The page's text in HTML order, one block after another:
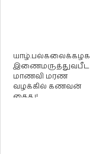
யாழ்.பல்கலைக்கழக
இணைமருத்துவபீட
மாணவி மரண
வழக்கில் கணவன்
கைது!